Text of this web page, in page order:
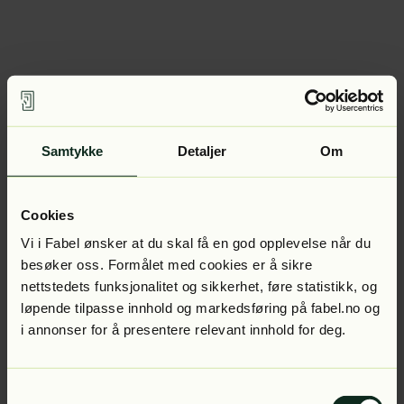
Samtykke Detaljer Om
Cookies
Vi i Fabel ønsker at du skal få en god opplevelse når du
besøker oss. Formålet med cookies er å sikre
nettstedets funksjonalitet og sikkerhet, føre statistikk, og
løpende tilpasse innhold og markedsføring på fabel.no og
i annonser for å presentere relevant innhold for deg.